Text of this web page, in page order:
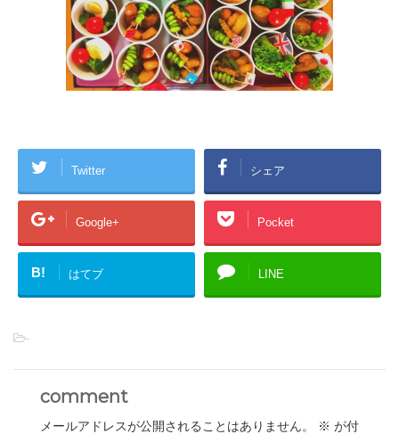
Twitter シェア
Google+ Pocket
B! はてブ LINE
-
comment
メールアドレスが公開されることはありません。 ※ が付